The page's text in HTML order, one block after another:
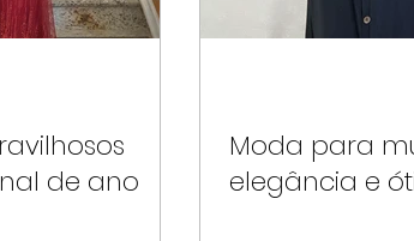
de ano
Moda para
elegância e